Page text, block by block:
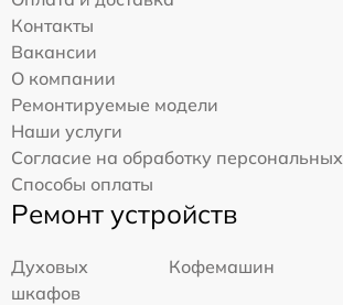
Контакты
Вакансии
О компании
Ремонтируемые модели
Наши услуги
Согласие на обработку
Способы оплаты
Ремонт устройств
Духовых
шкафов
Кофемашин